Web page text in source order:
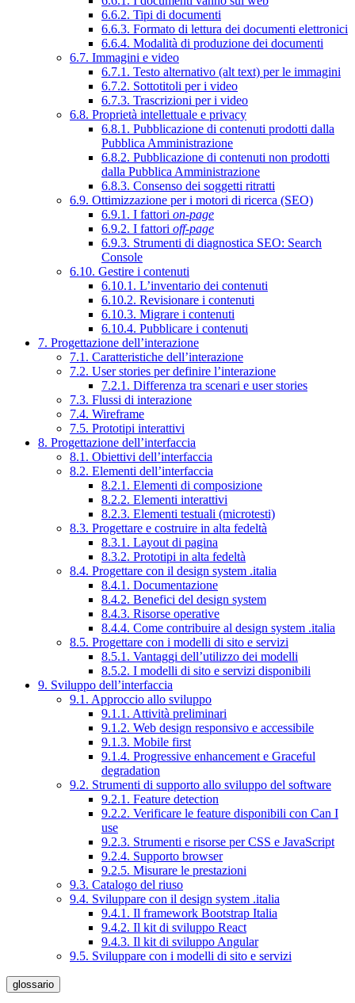
6.6.2. Tipi di documenti
6.6.3. Formato di lettura dei documenti elettronici
6.6.4. Modalità di produzione dei documenti
6.7. Immagini e video
6.7.1. Testo alternativo (alt text) per le immagini
6.7.2. Sottotitoli per i video
6.7.3. Trascrizioni per i video
6.8. Proprietà intellettuale e privacy
6.8.1. Pubblicazione di contenuti prodotti dalla
Pubblica Amministrazione
6.8.2. Pubblicazione di contenuti non prodotti
dalla Pubblica Amministrazione
6.8.3. Consenso dei soggetti ritratti
6.9. Ottimizzazione per i motori di ricerca (SEO)
6.9.1. I fattori on-page
6.9.2. I fattori off-page
6.9.3. Strumenti di diagnostica SEO: Search
Console
6.10. Gestire i contenuti
6.10.1. L’inventario dei contenuti
6.10.2. Revisionare i contenuti
6.10.3. Migrare i contenuti
6.10.4. Pubblicare i contenuti
7. Progettazione dell’interazione
7.1. Caratteristiche dell’interazione
7.2. User stories per definire l’interazione
7.2.1. Differenza tra scenari e user stories
7.3. Flussi di interazione
7.4. Wireframe
7.5. Prototipi interattivi
8. Progettazione dell’interfaccia
8.1. Obiettivi dell’interfaccia
8.2. Elementi dell’interfaccia
8.2.1. Elementi di composizione
8.2.2. Elementi interattivi
8.2.3. Elementi testuali (microtesti)
8.3. Progettare e costruire in alta fedeltà
8.3.1. Layout di pagina
8.3.2. Prototipi in alta fedeltà
8.4. Progettare con il design system .italia
8.4.1. Documentazione
8.4.2. Benefici del design system
8.4.3. Risorse operative
8.4.4. Come contribuire al design system .italia
8.5. Progettare con i modelli di sito e servizi
8.5.1. Vantaggi dell’utilizzo dei modelli
8.5.2. I modelli di sito e servizi disponibili
9. Sviluppo dell’interfaccia
9.1. Approccio allo sviluppo
9.1.1. Attività preliminari
9.1.2. Web design responsivo e accessibile
9.1.3. Mobile first
9.1.4. Progressive enhancement e Graceful
degradation
9.2. Strumenti di supporto allo sviluppo del software
9.2.1. Feature detection
9.2.2. Verificare le feature disponibili con Can I
use
9.2.3. Strumenti e risorse per CSS e JavaScript
9.2.4. Supporto browser
9.2.5. Misurare le prestazioni
9.3. Catalogo del riuso
9.4. Sviluppare con il design system .italia
9.4.1. Il framework Bootstrap Italia
9.4.2. Il kit di sviluppo React
9.4.3. Il kit di sviluppo Angular
9.5. Sviluppare con i modelli di sito e servizi
glossario